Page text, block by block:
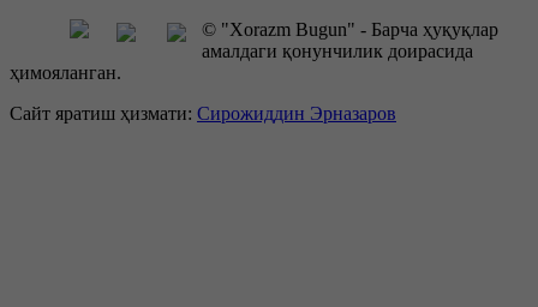
© "Xorazm Bugun" - Барча ҳуқуқлар
амалдаги қонунчилик доирасида
ҳимояланган.
Сайт яратиш ҳизмати: Сирожиддин Эрназаров